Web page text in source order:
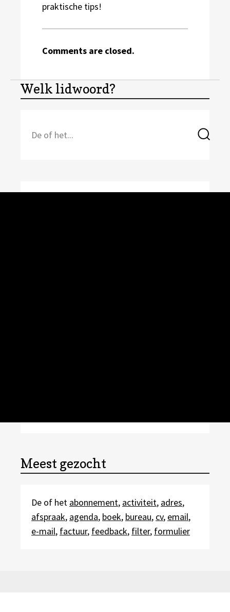
praktische tips!
Comments are closed.
Welk lidwoord?
for:
Meest gezocht
De of het abonnement, activiteit, adres,
afspraak, agenda, boek, bureau, cv, email,
e-mail, factuur, feedback, filter, formulier